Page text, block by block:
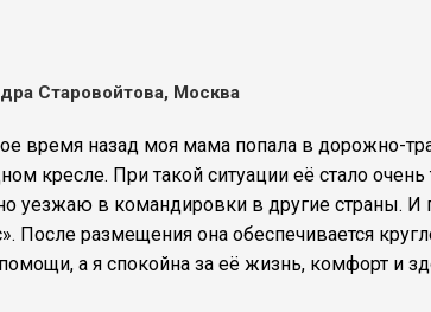
Старовойтова, Москва
время назад моя мама попала в дорожно-
кресле. При такой ситуации её стало
уезжаю в командировки в другие страны.
После размещения она обеспечивается
а я спокойна за её жизнь, комфорт и